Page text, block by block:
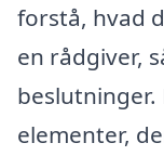
forstå, hvad
en rådgiver,
elementer,